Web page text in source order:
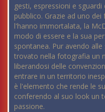
gesti, espressioni e
pubblico. Grazie ad uno
l'hanno immortalata, la
modo di essere e la sua
spontanea. Pur avendo
trovato nella fotografia un
liberandosi delle
entrare in un territorio
è l'elemento che rende le
conferendo al suo look un
passione.